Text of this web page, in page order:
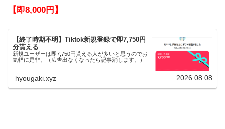
【即8,000円】
【終了時期不明】Tiktok新規登録で即7,750円
分貰える
新規ユーザーは即7,750円貰える人が多いと思うのでお
気軽に是非。（広告出なくなったら記事消します。）
hyougaki.xyz 2026.08.08